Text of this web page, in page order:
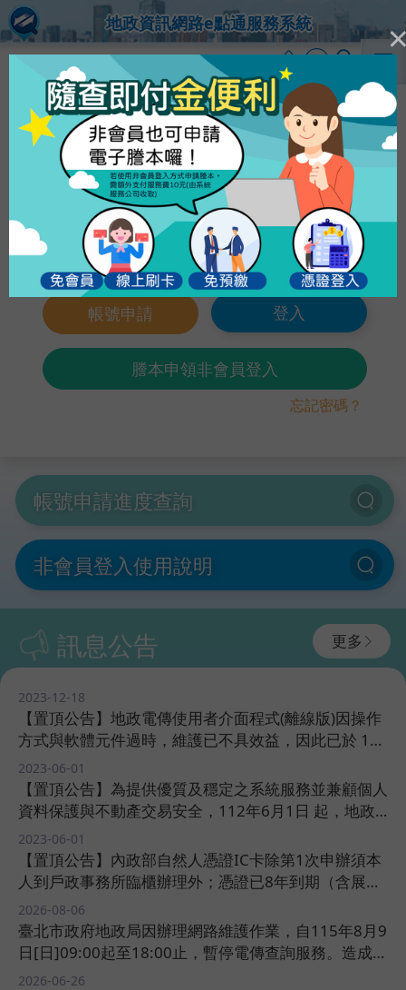
地政資訊網路e點通服務系統
使用自然人、工商憑證或XCA憑證（僅
適用合作社、農會、漁會）登入​​
帳號申請 登入
謄本申領非會員登入
忘記密碼？
帳號申請進度查詢
非會員登入使用說明
訊息公告 更多
2023-12-18 ​
【置頂公告】地政電傳使用者介面程式(離線版)因操作
方式與軟體元件過時，維護已不具效益，因此已於 112
年6月1日 後停止服務，請使用者利用網頁版電傳服務
繼續使用。​​
2023-06-01 ​
【置頂公告】為提供優質及穩定之系統服務並兼顧個人
資料保護與不動產交易安全，112年6月1日 起，地政
資訊網路e點通(北北桃)電傳資訊查詢系統之他項權利
部列表及樹狀圖，將僅顯示該筆土地或建物之他項權利
登記次序。​​
2023-06-01 ​
【置頂公告】內政部自然人憑證IC卡除第1次申辦須本
人到戶政事務所臨櫃辦理外；憑證已8年到期（含展期
期間）前60天及到期後1年內，可用有效的自然人憑證
IC卡辦理線上續卡作業​​
2026-08-06 ​
臺北市政府地政局因辦理網路維護作業，自115年8月9
日[日]09:00起至18:00止，暫停電傳查詢服務。造成不
便，尚祈見諒。​​
2026-06-26 ​